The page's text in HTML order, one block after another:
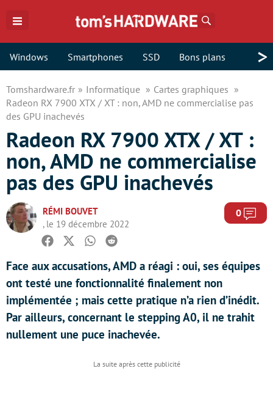
Windows Smartphones SSD Bons plans >
Tomshardware.fr Informatique
Cartes graphiques
Radeon RX 7900 XTX / XT : non, AMD ne commercialise pas
des GPU inachevés
Radeon RX 7900 XTX / XT :
non, AMD ne commercialise
pas des GPU inachevés
RÉMI BOUVET
, le 19 décembre 2022
0
Facebook
TwitterWhatsapp
Reddit
Face aux accusations, AMD a réagi : oui, ses équipes
ont testé une fonctionnalité finalement non
implémentée ; mais cette pratique n’a rien d’inédit.
Par ailleurs, concernant le stepping A0, il ne trahit
nullement une puce inachevée.